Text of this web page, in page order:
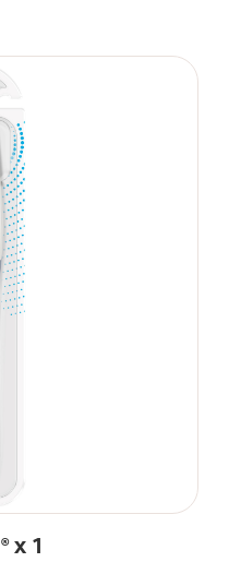
®x 1